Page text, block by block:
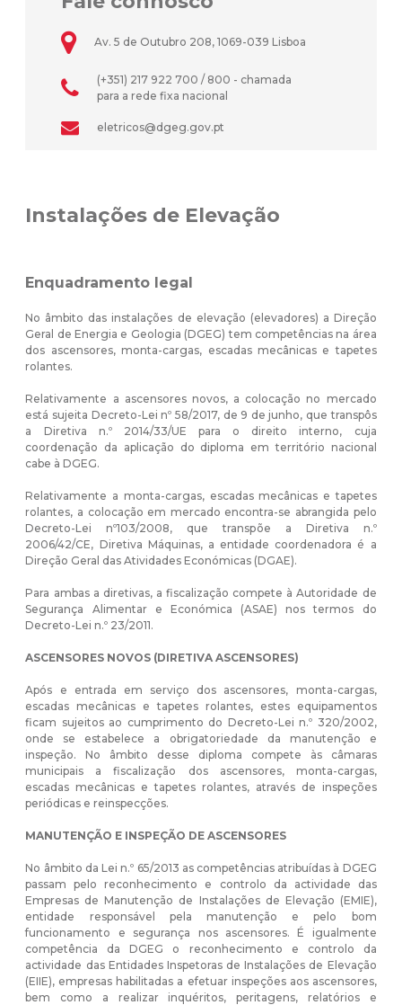
Av. 5 de Outubro 208, 1069-039 Lisboa
(+351) 217 922 700 / 800 - chamada
para a rede fixa nacional
eletricos@dgeg.gov.pt
Instalações de Elevação
Enquadramento legal
No âmbito das instalações de elevação (elevadores) a Direção
Geral de Energia e Geologia (DGEG) tem competências na área
dos ascensores, monta-cargas, escadas mecânicas e tapetes
rolantes.
Relativamente a ascensores novos, a colocação no mercado
está sujeita Decreto-Lei nº 58/2017, de 9 de junho, que transpôs
a Diretiva n.º 2014/33/UE para o direito interno, cuja
coordenação da aplicação do diploma em território nacional
cabe à DGEG.
Relativamente a monta-cargas, escadas mecânicas e tapetes
rolantes, a colocação em mercado encontra-se abrangida pelo
Decreto-Lei nº103/2008, que transpõe a Diretiva n.º
2006/42/CE, Diretiva Máquinas, a entidade coordenadora é a
Direção Geral das Atividades Económicas (DGAE).
Para ambas a diretivas, a fiscalização compete à Autoridade de
Segurança Alimentar e Económica (ASAE) nos termos do
Decreto-Lei n.º 23/2011.
ASCENSORES NOVOS (DIRETIVA ASCENSORES)
Após e entrada em serviço dos ascensores, monta-cargas,
escadas mecânicas e tapetes rolantes, estes equipamentos
ficam sujeitos ao cumprimento do Decreto-Lei n.º 320/2002,
onde se estabelece a obrigatoriedade da manutenção e
inspeção. No âmbito desse diploma compete às câmaras
municipais a fiscalização dos ascensores, monta-cargas,
escadas mecânicas e tapetes rolantes, através de inspeções
periódicas e reinspecções.
MANUTENÇÃO E INSPEÇÃO DE ASCENSORES
No âmbito daLei n.º 65/2013 as competências atribuídas à DGEG
passam pelo reconhecimento e controlo da actividade das
Empresas de Manutenção de Instalações de Elevação (EMIE),
entidade responsável pela manutenção e pelo bom
funcionamento e segurança nos ascensores. É igualmente
competência da DGEG o reconhecimento e controlo da
actividade das Entidades Inspetoras de Instalações de Elevação
(EIIE), empresas habilitadas a efetuar inspeções aos ascensores,
bem como a realizar inquéritos, peritagens, relatórios e